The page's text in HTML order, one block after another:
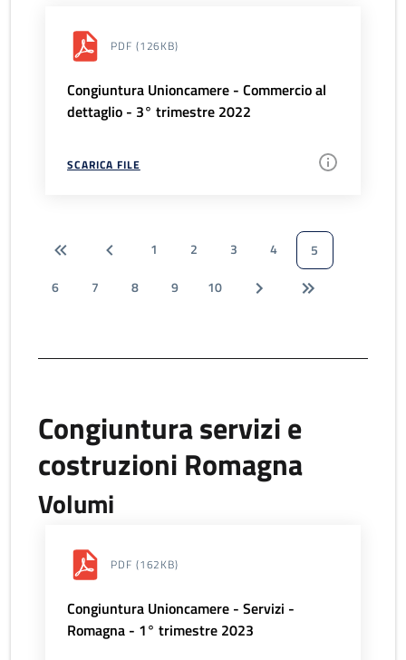
PDF (126KB)
Congiuntura Unioncamere - Commercio al
dettaglio - 3° trimestre 2022
SCARICA FILE
1 2 3 4
5
6
7 8 9 10
Congiuntura servizi e
costruzioni Romagna
Volumi
PDF (162KB)
Congiuntura Unioncamere - Servizi -
Romagna - 1° trimestre 2023